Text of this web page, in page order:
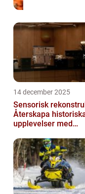
14 december 2025
Sensorisk
Återskapa
upplevelser med